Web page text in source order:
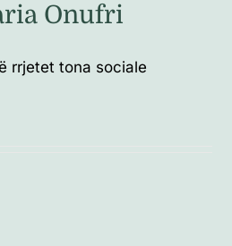
Onufri
rrjetet tona sociale